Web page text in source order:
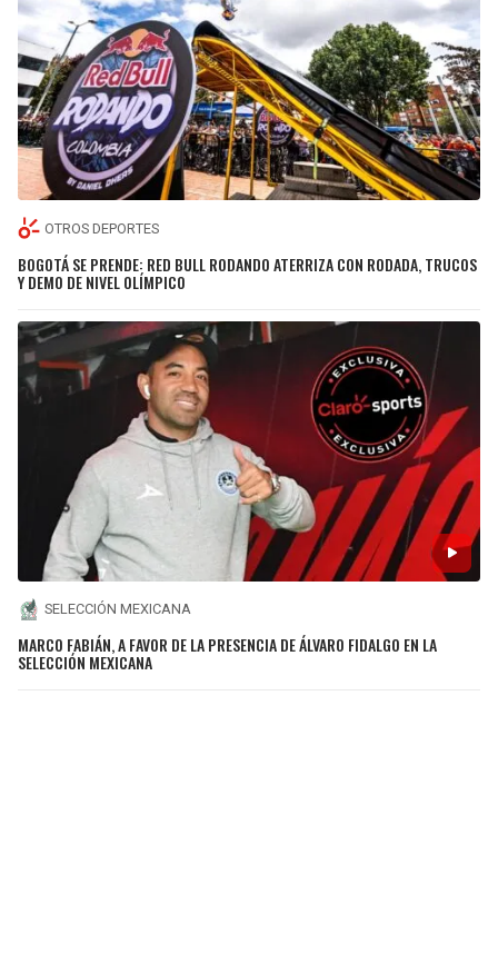
OTROS DEPORTES
BOGOTÁ SE PRENDE: RED BULL RODANDO ATERRIZA CON RODADA, TRUCOS
Y DEMO DE NIVEL OLÍMPICO
SELECCIÓN MEXICANA
MARCO FABIÁN, A FAVOR DE LA PRESENCIA DE ÁLVARO FIDALGO EN LA
SELECCIÓN MEXICANA